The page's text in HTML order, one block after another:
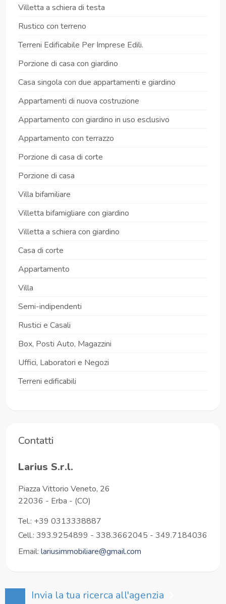
Villetta a schiera di testa
Rustico con terreno
Terreni Edificabile Per Imprese Edili.
Porzione di casa con giardino
Casa singola con due appartamenti e giardino
Appartamenti di nuova costruzione
Appartamento con giardino in uso esclusivo
Appartamento con terrazzo
Porzione di casa di corte
Porzione di casa
Villa bifamiliare
Villetta bifamigliare con giardino
Villetta a schiera con giardino
Casa di corte
Appartamento
Villa
Semi-indipendenti
Rustici e Casali
Box, Posti Auto, Magazzini
Uffici, Laboratori e Negozi
Terreni edificabili
Contatti
Larius S.r.l.
Piazza Vittorio Veneto, 26
22036 - Erba - (CO)
Tel.: +39 0313338887
Cell.: 393.9254899 - 338.3662045 - 349.7184036
Email: lariusimmobiliare@gmail.com
Invia la tua ricerca all'agenzia